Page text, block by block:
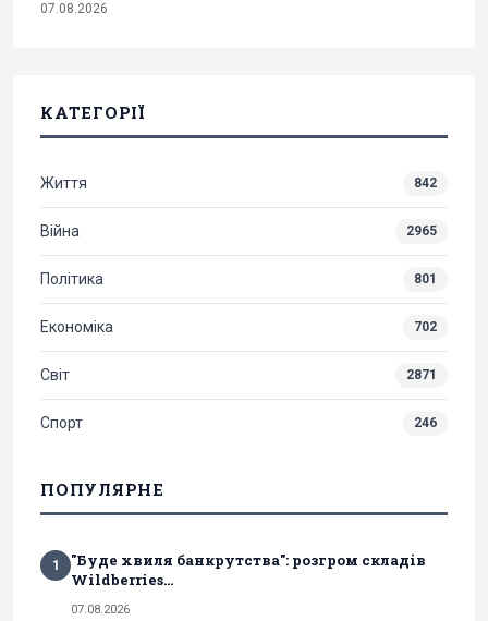
07.08.2026
КАТЕГОРІЇ
Життя 842
Війна 2965
Політика 801
Економіка 702
Світ 2871
Спорт 246
ПОПУЛЯРНЕ
1
"Буде хвиля банкрутства": розгром складів
Wildberries...
07.08.2026